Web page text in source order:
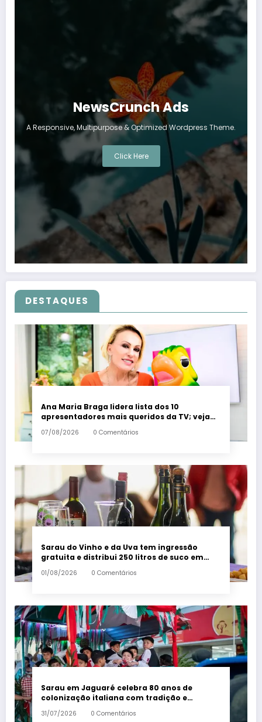
NewsCrunch Ads
A Responsive, Multipurpose & Optimized Wordpress Theme.
Click Here
DESTAQUES
Ana Maria Braga lidera lista dos 10
apresentadores mais queridos da TV; veja
ranking – Em Dia ES
07/08/2026 0 Comentários
Sarau do Vinho e da Uva tem ingressão
gratuita e distribui 250 litros de suco em
Santa Teresa – Em Dia ES
01/08/2026 0 Comentários
Sarau em Jaguaré celebra 80 anos de
colonização italiana com tradição e
trambolhão da polenta – Em Dia ES
31/07/2026 0 Comentários